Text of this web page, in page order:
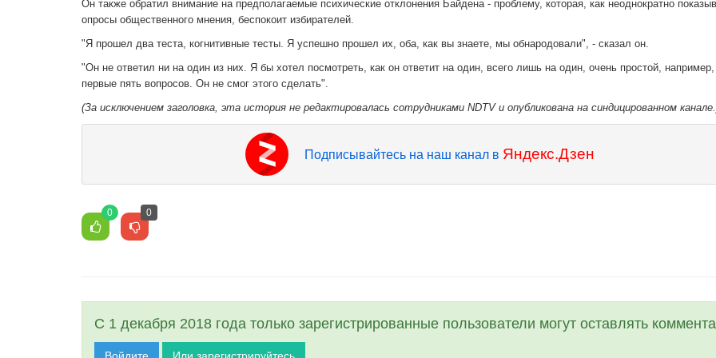
Он также обратил внимание на предполагаемые психические отклонения Байдена - проблему, которая, как неоднократно
опросы общественного мнения, беспокоит избирателей.
"Я прошел два теста, когнитивные тесты. Я успешно прошел их, оба, как вы знаете, мы обнародовали", - сказал он.
"Он не ответил ни на один из них. Я бы хотел посмотреть, как он ответит на один, всего лишь на один, очень простой,
первые пять вопросов. Он не смог этого сделать".
(За исключением заголовка, эта история не редактировалась сотрудниками NDTV и опубликована на синдицированном
Подписывайтесь на наш канал в Яндекс.Дзен
0 0
С 1 декабря 2018 года только зарегистрированные пользователи могут оставлять